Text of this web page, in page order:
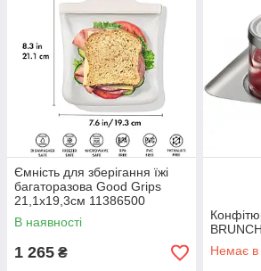
Ємність для зберігання їжі
багаторазова Good Grips
21,1х19,3см 11386500
В наявності
1 265 ₴
Немає в